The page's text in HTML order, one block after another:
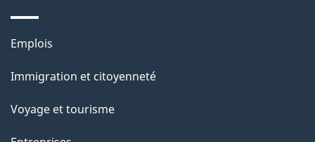
e
l
a
p
Thèmes
sujets
Emplois
Immigration et citoyenneté
Voyage et tourisme